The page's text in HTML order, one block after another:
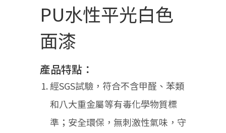
PU水性平光白色
面漆
產品特點：
經SGS試驗，符合不含甲醛、苯類
和八大重金屬等有毒化學物質標
準；安全環保，無刺激性氣味，守